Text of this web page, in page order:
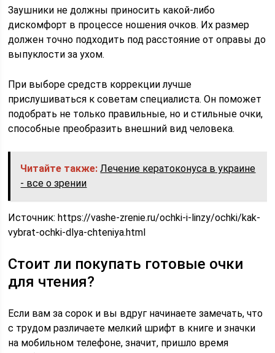
Заушники не должны приносить какой-либо
дискомфорт в процессе ношения очков. Их размер
должен точно подходить под расстояние от оправы до
выпуклости за ухом.
При выборе средств коррекции лучше
прислушиваться к советам специалиста. Он поможет
подобрать не только правильные, но и стильные очки,
способные преобразить внешний вид человека.
Читайте также: Лечение кератоконуса в украине
- все о зрении
Источник:https://vashe-zrenie.ru/ochki-i-linzy/ochki/kak-
vybrat-ochki-dlya-chteniya.html
Стоит ли покупать готовые очки
для чтения?
Если вам за сорок и вы вдруг начинаете замечать, что
с трудом различаете мелкий шрифт в книге и значки
на мобильном телефоне, значит, пришло время